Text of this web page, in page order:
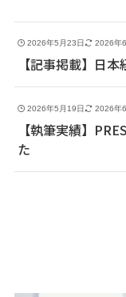
2026年5月23日 2026年
【記事掲載】日
2026年5月19日 2026年
【執筆実績】
た